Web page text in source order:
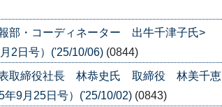
部・コーディネーター 出牛千津子氏>
2日号）('25/10/06) (0844)
表取締役社長 林恭史氏 取締役 林美千恵
9月25日号）('25/10/02) (0843)